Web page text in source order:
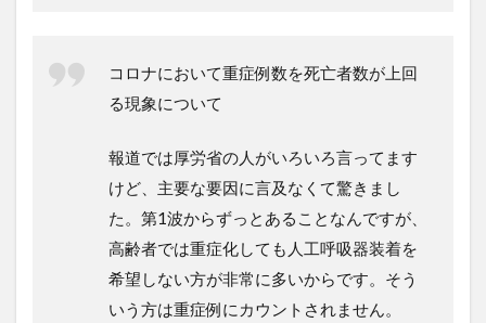
コロナにおいて重症例数を死亡者数が上回
る現象について
報道では厚労省の人がいろいろ言ってます
けど、主要な要因に言及なくて驚きまし
た。第1波からずっとあることなんですが、
高齢者では重症化しても人工呼吸器装着を
希望しない方が非常に多いからです。そう
いう方は重症例にカウントされません。